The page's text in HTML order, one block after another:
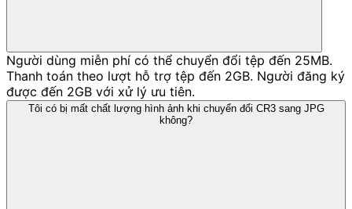
Người dùng miễn phí có thể chuyển đổi tệp đến 25MB.
Thanh toán theo lượt hỗ trợ tệp đến 2GB. Người đăng ký
được đến 2GB với xử lý ưu tiên.
Tôi có bị mất chất lượng hình ảnh khi chuyển đổi CR3 sang JPG
không?